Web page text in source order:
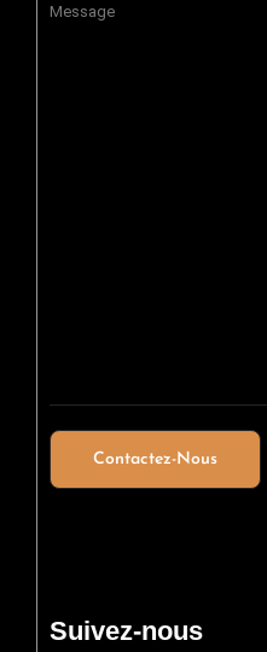
Message
Suivez-nous